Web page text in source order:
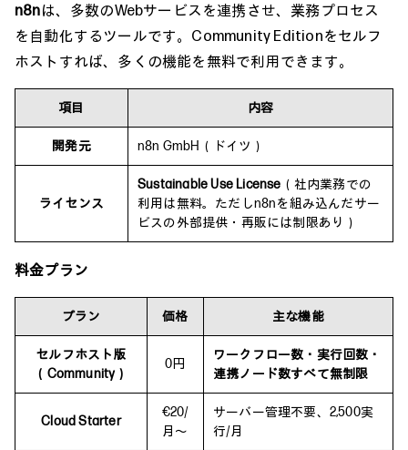
n8nは、多数のWebサービスを連携させ、業務プロセス
を自動化するツールです。Community Editionをセルフ
ホストすれば、多くの機能を無料で利用できます。
項目 内容
開発元 n8n GmbH（ドイツ）
ライセンス
Sustainable Use License （社内業務での
利用は無料。ただしn8nを組み込んだサー
ビスの外部提供・再販には制限あり）
料金プラン
プラン 価格 主な機能
セルフホスト版
（Community）
0円
ワークフロー数・実行回数・
連携ノード数すべて無制限
Cloud Starter
€20/
月～
サーバー管理不要、2,500実
行/月